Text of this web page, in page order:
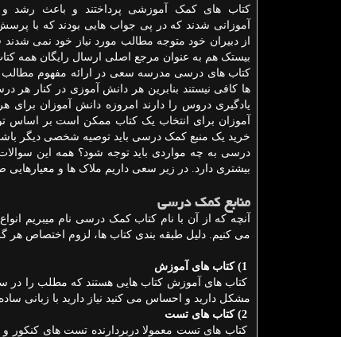
کتاب های کمک آموزشی پرداختند و باعث رشد
آموزانی شدند که در پی جواب هایی بودند که با
از دبیران خود متوجه مطالب مورد نیاز خود نمی
بیستک هم به عنوان مرجع اصلی ارسال رایگان همه
کتاب های درسی مدرسه سعی در ارائه مفهوم مطالب
ها کافی نیستند بنابرین هر دانش آموزی در کنار هر
یادگیری دروس را دارند امروزه دانش آموزان
آموزان برای انتخاب یک کتاب ممکن است بر اساس
خرید یک منبع کمک درسی باید توصیه شخصی دیگر
درسی به چه مواردی باید توجه شود؟ همه این
بیشتری دارد. در زیر سعی داریم ملاک ها و معیارهایی
منابع کمک درسی
آنچه که از آن با نام کتاب کمک درسی نام میبریم
می کنیم. دلیل طبقه بندی کتاب ها، لزوم اختصاص
کتاب های آموزش کتاب هایی هستند که مطلب را در
مشکل دارید و احساس می کنید نیاز دارید با زبانی
کتاب های تست معمولا دربردارنده تست های کنکور